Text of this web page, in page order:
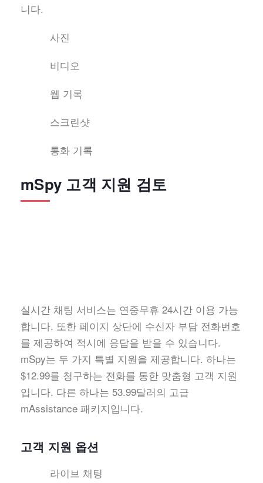
니다.
사진
비디오
웹 기록
스크린샷
통화 기록
mSpy 고객 지원 검토
실시간 채팅 서비스는 연중무휴 24시간 이용 가능
합니다. 또한 페이지 상단에 수신자 부담 전화번호
를 제공하여 적시에 응답을 받을 수 있습니다.
mSpy는 두 가지 특별 지원을 제공합니다. 하나는
$12.99를 청구하는 전화를 통한 맞춤형 고객 지원
입니다. 다른 하나는 53.99달러의 고급
mAssistance 패키지입니다.
고객 지원 옵션
라이브 채팅